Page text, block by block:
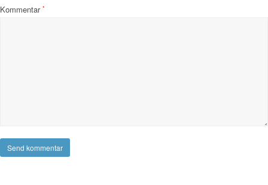
Kommentar *